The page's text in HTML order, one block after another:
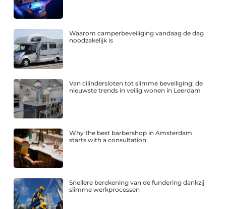
Waarom camperbeveiliging vandaag de dag
noodzakelijk is
Van cilindersloten tot slimme beveiliging: de
nieuwste trends in veilig wonen in Leerdam
Why the best barbershop in Amsterdam
starts with a consultation
Snellere berekening van de fundering dankzij
slimme werkprocessen